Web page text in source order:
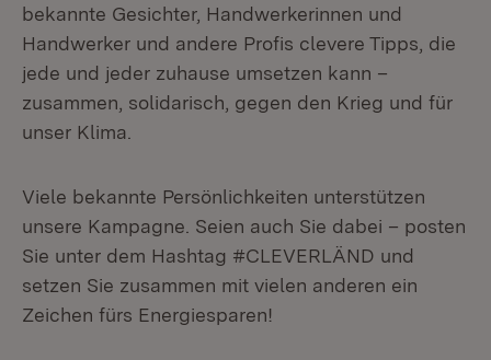
bekannte Gesichter, Handwerkerinnen und
Handwerker und andere Profis clevere Tipps, die
jede und jeder zuhause umsetzen kann –
zusammen, solidarisch, gegen den Krieg und für
unser Klima.
Viele bekannte Persönlichkeiten unterstützen
unsere Kampagne. Seien auch Sie dabei – posten
Sie unter dem Hashtag #CLEVERLÄND und
setzen Sie zusammen mit vielen anderen ein
Zeichen fürs Energiesparen!